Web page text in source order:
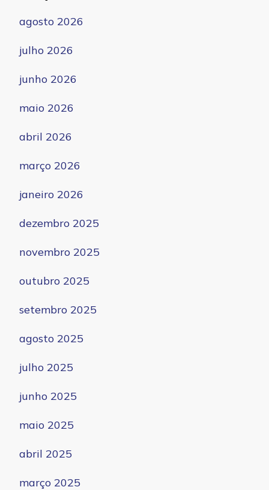
agosto 2026
julho 2026
junho 2026
maio 2026
abril 2026
março 2026
janeiro 2026
dezembro 2025
novembro 2025
outubro 2025
setembro 2025
agosto 2025
julho 2025
junho 2025
maio 2025
abril 2025
março 2025